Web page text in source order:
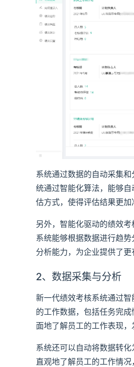
系统通过数据的自动采集
统通过智能化算法，能够
估方式，使得评估结果更加
另外，智能化驱动的绩效
系统能够根据数据进行趋
分析能力，为企业提供了更
2、数据采集与分析
新一代绩效考核系统通过
的工作数据，包括任务完
面地了解员工的工作表现，
系统还可以自动将数据转
直观地了解员工的工作情